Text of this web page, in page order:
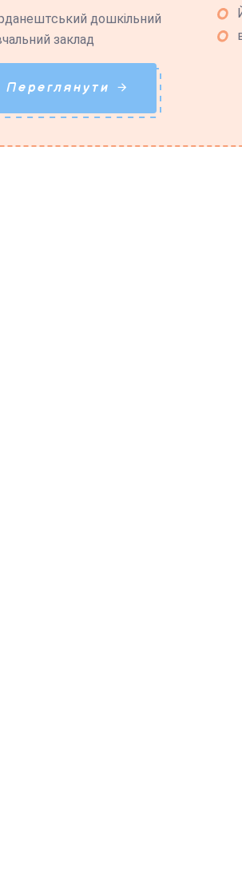
дошкільний
заклад
Переглянути